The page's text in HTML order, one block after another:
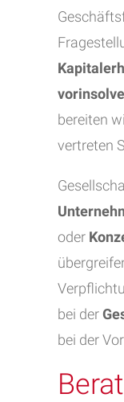
bereiten
vertreten
oder
bei der
bei der